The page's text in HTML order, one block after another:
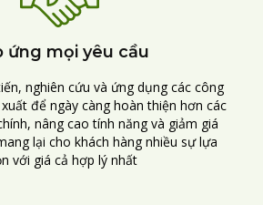
ứng mọi yêu cầu
nghiên cứu và ứng dụng các công
để ngày càng hoàn thiện hơn các
nâng cao tính năng và giảm giá
lại cho khách hàng nhiều sự lựa
với giá cả hợp lý nhất